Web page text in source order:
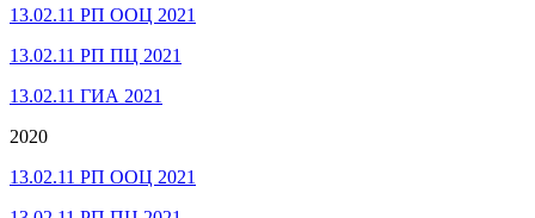
13.02.11 РП ООЦ 2021
13.02.11 РП ПЦ 2021
13.02.11 ГИА 2021
2020
13.02.11 РП ООЦ 2021